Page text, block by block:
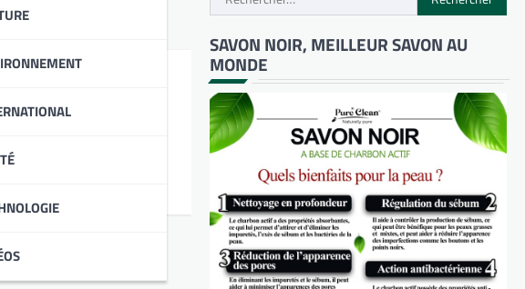
?
En effet, il s’agit d’établir
SAVON NOIR, MEILLEUR SAVON AU
MONDE